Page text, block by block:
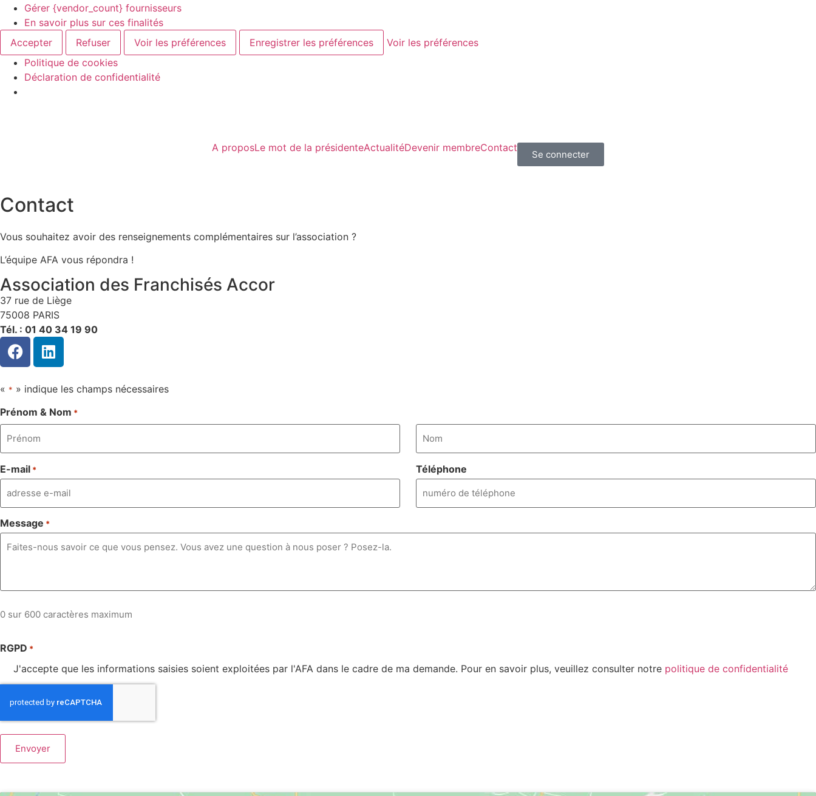
Gérer {vendor_count} fournisseurs
En savoir plus sur ces finalités
Accepter
Refuser Voir les préférences Enregistrer les préférences
Voir les préférences
Politique de cookies
Déclaration de confidentialité
A proposLe mot de la présidenteActualitéDevenir membreContact
Se connecter
Contact
Vous souhaitez avoir des renseignements complémentaires sur l’association ?
L’équipe AFA vous répondra !
Association des Franchisés Accor
37 rue de Liège
75008 PARIS
Tél. : 01 40 34 19 90
« * » indique les champs nécessaires
Prénom & Nom *
E-mail * Téléphone
Message *
0 sur 600 caractères maximum
RGPD *
J'accepte que les informations saisies soient exploitées par l'AFA dans le cadre de ma demande. Pour en savoir plus, veuillez consulter notre politique de confidentialité